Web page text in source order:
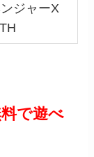
ジャーX
で遊べ